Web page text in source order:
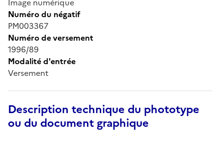
Numéro du négatif
PM003367
Numéro de versement
1996/89
Modalité d'entrée
Versement
Description technique du phototype
ou du document graphique